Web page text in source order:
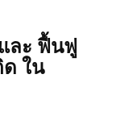
ละ ฟื้นฟู
ด ใน